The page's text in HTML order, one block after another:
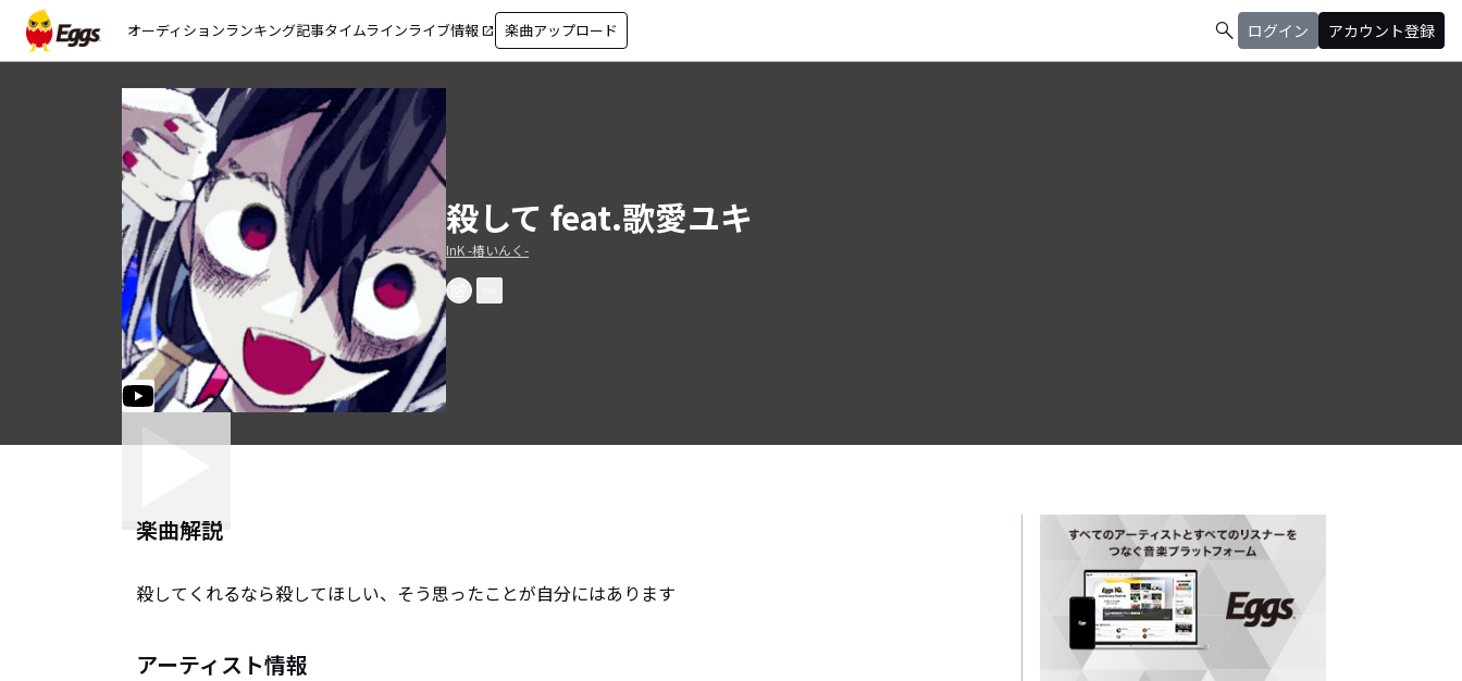
オーディションランキング記事タイムラインライブ情報 open_in_new 楽曲アップロード search ログイン アカウント登録
殺して feat.歌愛ユキ
InK -椿いんく-
楽曲解説
殺してくれるなら殺してほしい、そう思ったことが自分にはあります
アーティスト情報